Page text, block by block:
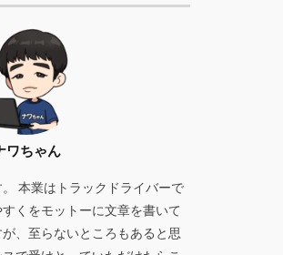
ワちゃん
本業はトラックドライバーで
くをモットーに文章を書いて
、至らないところもあると思